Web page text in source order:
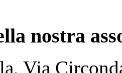
nostra
Via